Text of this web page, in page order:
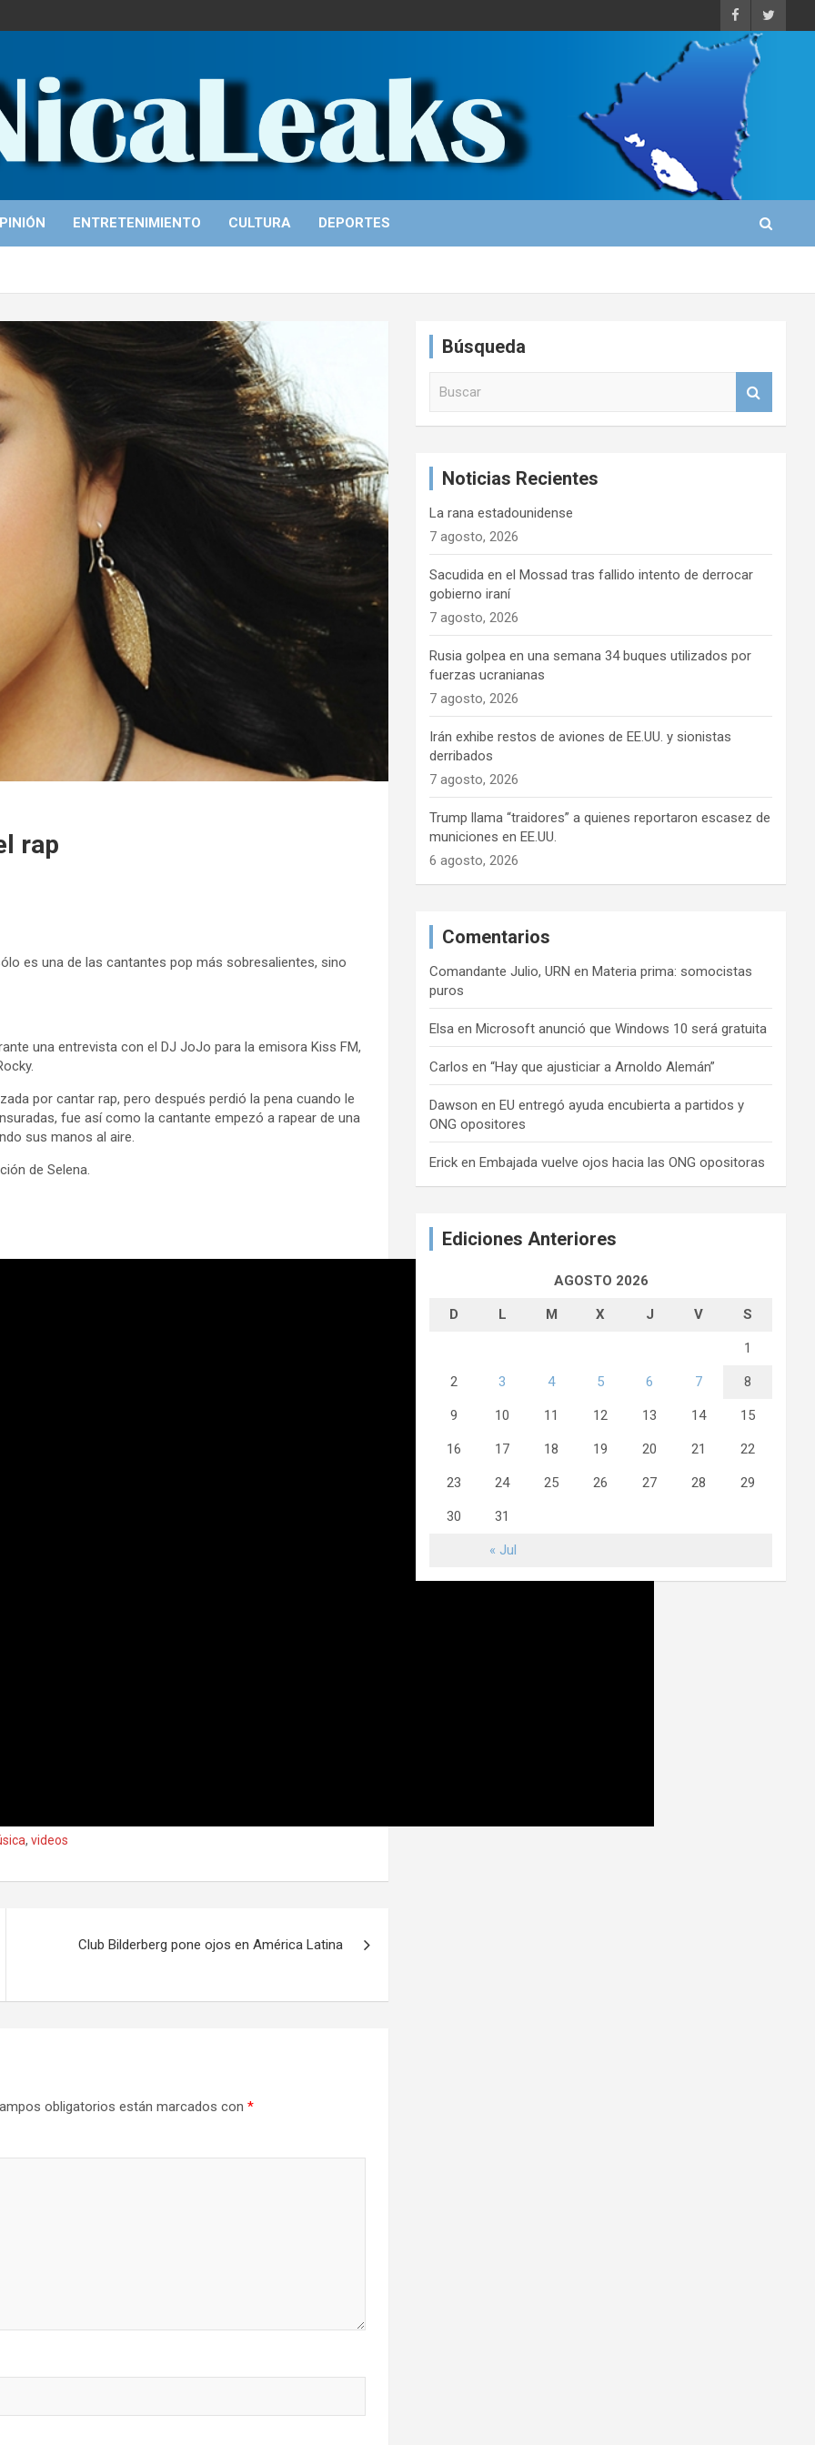
ENTRETENIMIENTO CULTURA DEPORTES
rap
es una de las cantantes pop más sobresalientes, sino
una entrevista con el DJ JoJo para la emisora Kiss FM,
por cantar rap, pero después perdió la pena cuando le
fue así como la cantante empezó a rapear de una
sus manos al aire.
de Selena.
, videos
Club Bilderberg pone ojos en América Latina
obligatorios están marcados con *
Búsqueda
Noticias Recientes
La rana estadounidense
7 agosto, 2026
Sacudida en el Mossad tras fallido intento de derrocar
gobierno iraní
7 agosto, 2026
Rusia golpea en una semana 34 buques utilizados por
fuerzas ucranianas
7 agosto, 2026
Irán exhibe restos de aviones de EE.UU. y sionistas
derribados
7 agosto, 2026
Trump llama “traidores” a quienes reportaron escasez de
municiones en EE.UU.
6 agosto, 2026
Comentarios
Comandante Julio, URN en Materia prima: somocistas
puros
Elsa en Microsoft anunció que Windows 10 será gratuita
Carlosen“Hay que ajusticiar a Arnoldo Alemán”
Dawson en EU entregó ayuda encubierta a partidos y
ONG opositores
Erick en Embajada vuelve ojos hacia las ONG opositoras
Ediciones Anteriores
AGOSTO 2026
D L M X J V S
« Jul
1
2 3 4 5 6 7 8
9 10 11 12 13 14 15
16 17 18 19 20 21 22
23 24 25 26 27 28 29
30 31